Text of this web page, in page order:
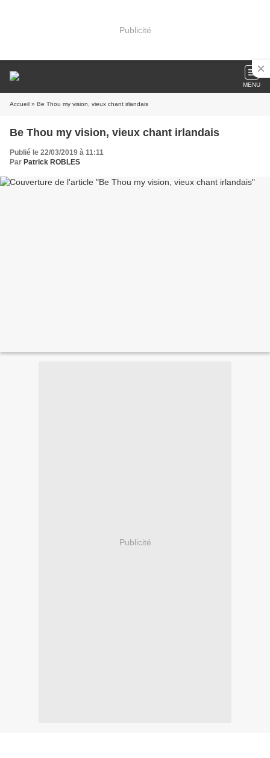
Publicité
MENU
Accueil » Be Thou my vision, vieux chant irlandais
Be Thou my vision, vieux chant irlandais
Publié le 22/03/2019 à 11:11
Par Patrick ROBLES
Publicité